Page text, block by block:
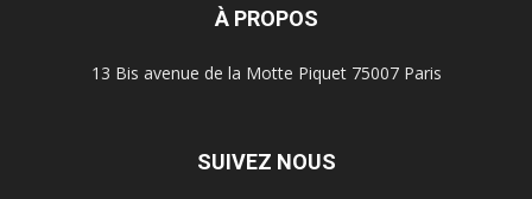
À PROPOS
13 Bis avenue de la Motte Piquet 75007 Paris
SUIVEZ NOUS